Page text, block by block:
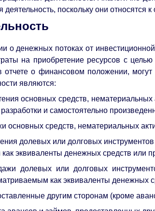
поскольку они относятся
о денежных потоках от
на приобретение ресурсов с
отчете о финансовом положении,
являются:
основных средств,
и самостоятельно
основных средств, нематериальных
долевых или долговых
эквиваленты денежных средств или
долевых или долговых
как эквиваленты денежных
другим сторонам (кроме